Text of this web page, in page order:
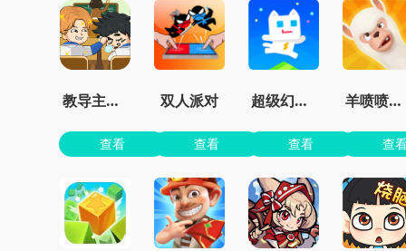
教导主任模拟器
查看
双人派对
查看
超级幻影猫2无限钻石
查看
羊喷喷疯了无限金币
查